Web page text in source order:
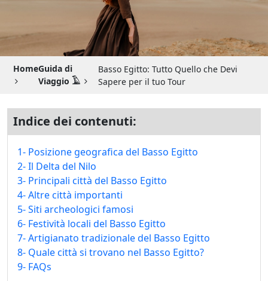
Guida di Viaggio 𓉔
Guida di Viaggio Giordania
HomeGuida di
Viaggio 𓄿
Basso Egitto: Tutto Quello che Devi
Sapere per il tuo Tour
Indice dei contenuti:
1- Posizione geografica del Basso Egitto
2- Il Delta del Nilo
3- Principali città del Basso Egitto
4- Altre città importanti
5- Siti archeologici famosi
6- Festività locali del Basso Egitto
7- Artigianato tradizionale del Basso Egitto
8- Quale città si trovano nel Basso Egitto?
9- FAQs